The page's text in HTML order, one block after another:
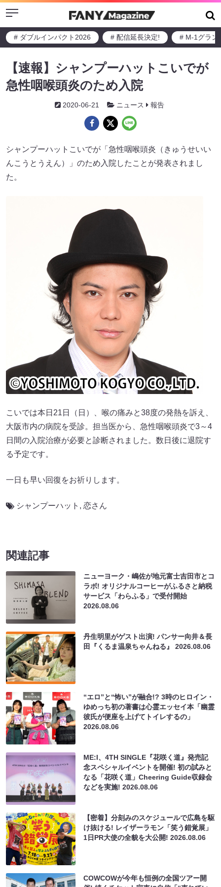
Menu
# ダブルインパクト2026 # 配信延長決定! # M-1グラン
【速報】シャンプーハットこいでが
急性咽喉頭炎のため入院
2020-06-21 ニュース 報告
シャンプーハットこいでが「急性咽喉頭炎（きゅうせいい
んこうとうえん）」のため入院したことが発表されまし
た。
こいでは本日21日（日）、喉の痛みと38度の発熱を訴え、
大阪市内の病院を受診。担当医から、急性咽喉頭炎で3～4
日間の入院治療が必要と診断されました。数日後に退院す
る予定です。
一日も早い回復をお祈りします。
シャンプーハット , 恋さん
関連記事
ニューヨーク・嶋佐が地元富士吉田市とコ
ラボ! オリジナルコーヒーがふるさと納税
サービス「わらふる」で受付開始
2026.08.06
丹生明里がゲスト出演! パンサー向井＆長
田『くるま温泉ちゃんねる』2026.08.06
“エロ”と“怖い”が融合!? 3時のヒロイン・
ゆめっち初の著書は心霊エッセイ本「幽霊
彼氏が便座を上げてトイレするの」
2026.08.06
ME:I、4TH SINGLE『花咲く道』発売記
念スペシャルイベントを開催! 初の試みと
なる「花咲く道」Cheering Guide収録会
などを実施!2026.08.06
【密着】分刻みのスケジュールで広島を駆
け抜ける! レイザーラモン「笑う錯覚展」
1日PR大使の全貌を大公開!2026.08.06
COWCOWが今年も恒例の全国ツアー開